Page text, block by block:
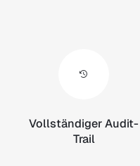
Vollständiger Audit-
Trail